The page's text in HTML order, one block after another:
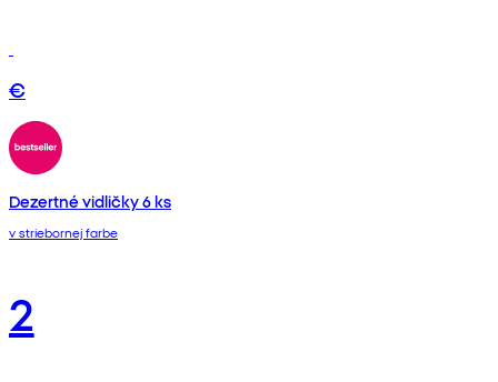
€
Dezertné vidličky 6 ks
v striebornej farbe
2